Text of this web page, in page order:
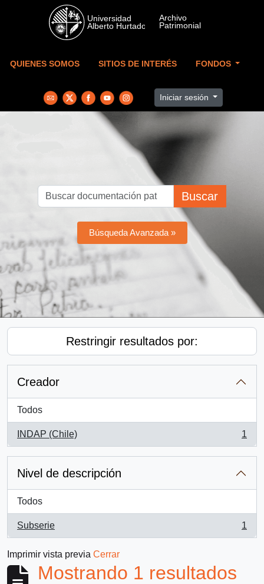
Skip to main content
QUIENES SOMOS SITIOS DE INTERÉS FONDOS
Iniciar sesión
Buscar
Búsqueda Avanzada »
Restringir resultados por:
Creador
Todos
INDAP (Chile)
, 1 resultados
1
Nivel de descripción
Todos
Subserie
, 1 resultados
1
Imprimir vista previa Cerrar
Mostrando 1 resultados